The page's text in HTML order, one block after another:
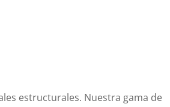
estructurales. Nuestra gama de